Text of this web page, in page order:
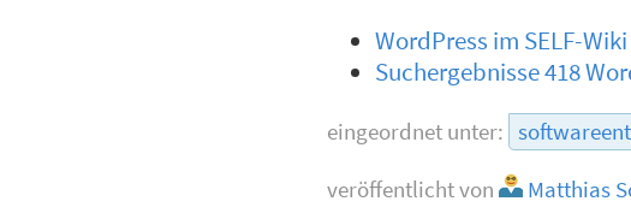
WordPress im SELF-Wiki
Suchergebnisse 418
eingeordnet unter:
veröffentlicht von Matthias